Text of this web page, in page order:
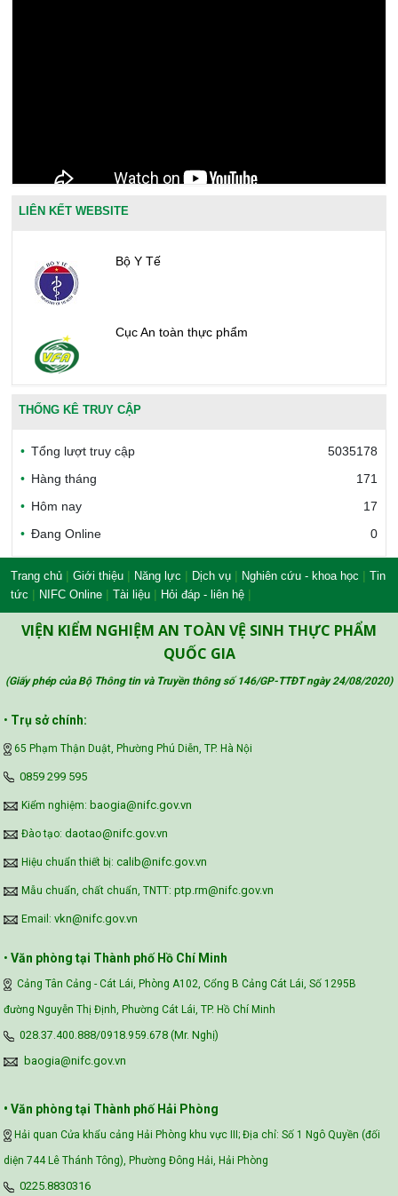
LIÊN KẾT WEBSITE
Bộ Y Tế
Cục An toàn thực phẩm
Văn phòng công nhận chất lượng
Công đoàn Y tế Việt Nam
Safe Food for Growth Project (SAFEGRO)
Vietnam Center for Food Safety Risk
THỐNG KÊ TRUY CẬP
Tổng lượt truy cập
5035178
Hàng tháng
171
Hôm nay
17
Đang Online
0
Trang chủ | Giới thiệu | Năng lực | Dịch vụ | Nghiên cứu - khoa học | Tin
tức | NIFC Online | Tài liệu | Hỏi đáp - liên hệ |
VIỆN KIỂM NGHIỆM AN TOÀN VỆ SINH THỰC PHẨM
QUỐC GIA
(Giấy phép của Bộ Thông tin và Truyền thông số 146/GP-TTĐT ngày 24/08/2020)
• Trụ sở chính:
65 Phạm Thận Duật, Phường Phú Diễn, TP. Hà Nội
‪0859 299 595‬
Kiểm nghiệm: baogia@nifc.gov.vn
Đào tạo: daotao@nifc.gov.vn
Hiệu chuẩn thiết bị: calib@nifc.gov.vn
Mẫu chuẩn, chất chuẩn, TNTT: ptp.rm@nifc.gov.vn
Email: vkn@nifc.gov.vn
• Văn phòng tại Thành phố Hồ Chí Minh
Cảng Tân Cảng - Cát Lái, Phòng A102, Cổng B Cảng Cát Lái, Số 1295B
đường Nguyễn Thị Định, Phường Cát Lái, TP. Hồ Chí Minh
028.37.400.888/0918.959.678 (Mr. Nghị)
baogia@nifc.gov.vn
• Văn phòng tại Thành phố Hải Phòng
Hải quan Cửa khẩu cảng Hải Phòng khu vực III; Địa chỉ: Số 1 Ngô Quyền (đối
diện 744 Lê Thánh Tông), Phường Đông Hải, Hải Phòng
0225.8830316